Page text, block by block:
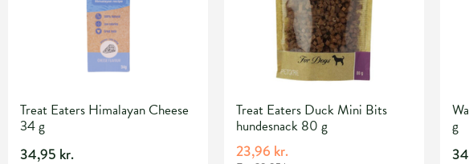
Treat Eaters Himalayan Cheese
34 g
34,95 kr.
Treat Eaters Duck Mini Bits
hundesnack 80 g
23,96 kr.
g